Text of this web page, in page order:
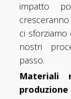
impatto
ci
nostri
passo.
Materiali
produzione